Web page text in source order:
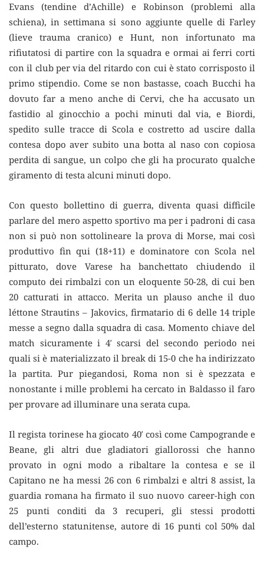
Evans (tendine d’Achille) e Robinson (problemi alla
schiena), in settimana si sono aggiunte quelle di Farley
(lieve trauma cranico) e Hunt, non infortunato ma
rifiutatosi di partire con la squadra e ormai ai ferri corti
con il club per via del ritardo con cui è stato corrisposto il
primo stipendio. Come se non bastasse, coach Bucchi ha
dovuto far a meno anche di Cervi, che ha accusato un
fastidio al ginocchio a pochi minuti dal via, e Biordi,
spedito sulle tracce di Scola e costretto ad uscire dalla
contesa dopo aver subito una botta al naso con copiosa
perdita di sangue, un colpo che gli ha procurato qualche
giramento di testa alcuni minuti dopo.
Con questo bollettino di guerra, diventa quasi difficile
parlare del mero aspetto sportivo ma per i padroni di casa
non si può non sottolineare la prova di Morse, mai così
produttivo fin qui (18+11) e dominatore con Scola nel
pitturato, dove Varese ha banchettato chiudendo il
computo dei rimbalzi con un eloquente 50-28, di cui ben
20 catturati in attacco. Merita un plauso anche il duo
léttone Strautins – Jakovics, firmatario di 6 delle 14 triple
messe a segno dalla squadra di casa. Momento chiave del
match sicuramente i 4′ scarsi del secondo periodo nei
quali si è materializzato il break di 15-0 che ha indirizzato
la partita. Pur piegandosi, Roma non si è spezzata e
nonostante i mille problemi ha cercato in Baldasso il faro
per provare ad illuminare una serata cupa.
Il regista torinese ha giocato 40′ così come Campogrande e
Beane, gli altri due gladiatori giallorossi che hanno
provato in ogni modo a ribaltare la contesa e se il
Capitano ne ha messi 26 con 6 rimbalzi e altri 8 assist, la
guardia romana ha firmato il suo nuovo career-high con
25 punti conditi da 3 recuperi, gli stessi prodotti
dell’esterno statunitense, autore di 16 punti col 50% dal
campo.